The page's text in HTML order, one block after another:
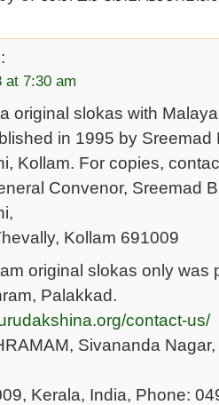
at 7:30 am
original slokas with
in 1995 by
Kollam. For copies,
Convenor, Sreemad
Kollam 691009
original slokas only was
Palakkad.
contact-us/
Sivananda
Kerala, India, Phone: